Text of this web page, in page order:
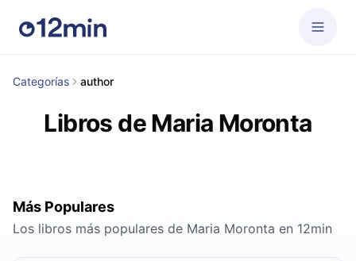
Categorías author
Libros de Maria Moronta
Más Populares
Los libros más populares de Maria Moronta en 12min